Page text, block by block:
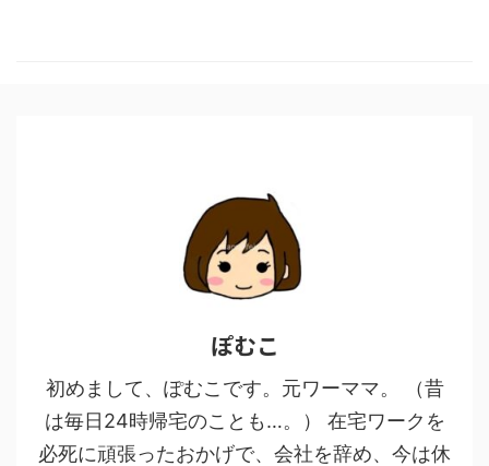
ぽむこ
初めまして、ぽむこです。元ワーママ。 （昔
は毎日24時帰宅のことも…。） 在宅ワークを
必死に頑張ったおかげで、会社を辞め、今は休